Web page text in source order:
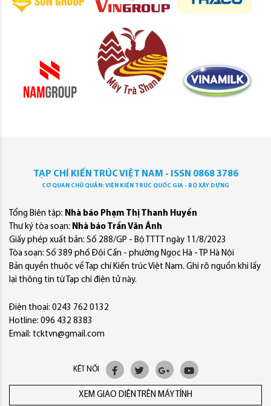
TẠP CHÍ KIẾN TRÚC VIỆT NAM - ISSN 0868 3786
CƠ QUAN CHỦ QUẢN: VIỆN KIẾN TRÚC QUỐC GIA - BỘ XÂY DỰNG
Tổng Biên tập: Nhà báo Phạm Thị Thanh Huyền
Thư ký tòa soạn: Nhà báo Trần Văn Ánh
Giấy phép xuất bản: Số 288/GP - Bộ TTTT ngày 11/8/2023
Tòa soạn: Số 389 phố Đội Cấn - phường Ngọc Hà - TP Hà Nội
Bản quyền thuộc về Tạp chí Kiến trúc Việt Nam. Ghi rõ nguồn khi lấy
lại thông tin từ Tạp chí điện tử này.
Điện thoại: 0243 762 0132
Hotline: 096 432 8383
Email: tcktvn@gmail.com
KẾT NỐI
XEM GIAO DIỆN TRÊN MÁY TÍNH